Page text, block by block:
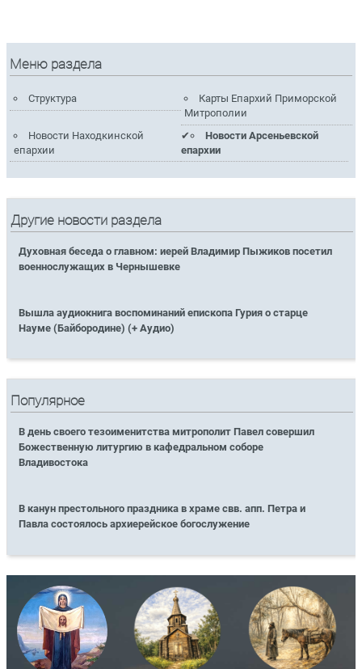
Меню раздела
Структура
Карты Епархий Приморской
Митрополии
Новости Находкинской
епархии
Новости Арсеньевской
епархии
Другие новости раздела
Духовная беседа о главном: иерей Владимир Пыжиков посетил
военнослужащих в Чернышевке
Вышла аудиокнига воспоминаний епископа Гурия о старце
Науме (Байбородине) (+ Аудио)
Популярное
В день своего тезоименитства митрополит Павел совершил
Божественную литургию в кафедральном соборе
Владивостока
В канун престольного праздника в храме свв. апп. Петра и
Павла состоялось архиерейское богослужение